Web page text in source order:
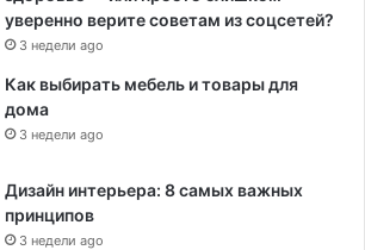
уверенно верите советам из соцсетей?
3 недели ago
Как выбирать мебель и товары для
дома
3 недели ago
Дизайн интерьера: 8 самых важных
принципов
3 недели ago